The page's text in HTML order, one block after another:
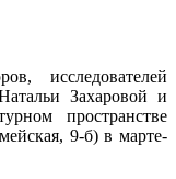
исследователей
Захаровой и
пространстве
9-б) в марте-